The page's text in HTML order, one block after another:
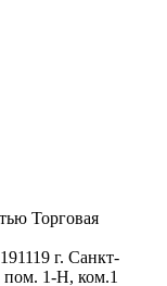
Торговая
г. Санкт-
пом. 1-Н, ком.1